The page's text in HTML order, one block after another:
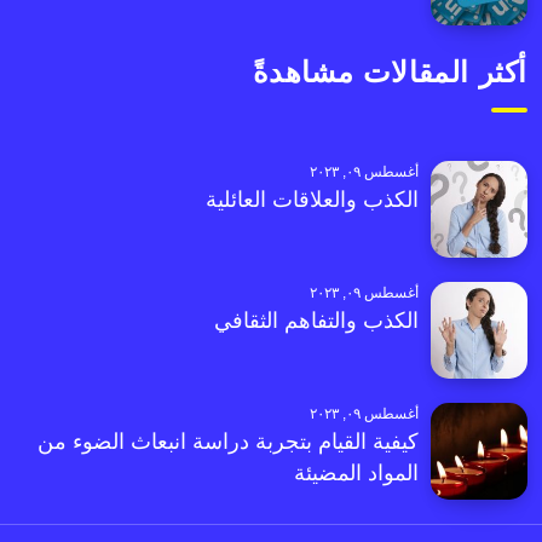
أكثر المقالات مشاهدةً
أغسطس ٠٩, ٢٠٢٣
الكذب والعلاقات العائلية
أغسطس ٠٩, ٢٠٢٣
الكذب والتفاهم الثقافي
أغسطس ٠٩, ٢٠٢٣
كيفية القيام بتجربة دراسة انبعاث الضوء من
المواد المضيئة